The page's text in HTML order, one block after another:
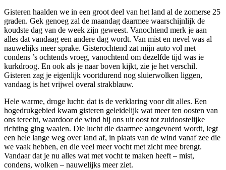
Gisteren haalden we in een groot deel van het land al de zomerse 25
graden. Gek genoeg zal de maandag daarmee waarschijnlijk de
koudste dag van de week zijn geweest. Vanochtend merk je aan
alles dat vandaag een andere dag wordt. Van mist en nevel was al
nauwelijks meer sprake. Gisterochtend zat mijn auto vol met
condens ’s ochtends vroeg, vanochtend om dezelfde tijd was ie
kurkdroog. En ook als je naar boven kijkt, zie je het verschil.
Gisteren zag je eigenlijk voortdurend nog sluierwolken liggen,
vandaag is het vrijwel overal strakblauw.
Hele warme, droge lucht: dat is de verklaring voor dit alles. Een
hogedrukgebied kwam gisteren geleidelijk wat meer ten oosten van
ons terecht, waardoor de wind bij ons uit oost tot zuidoostelijke
richting ging waaien. Die lucht die daarmee aangevoerd wordt, legt
een hele lange weg over land af, in plaats van de wind vanaf zee die
we vaak hebben, en die veel meer vocht met zicht mee brengt.
Vandaar dat je nu alles wat met vocht te maken heeft – mist,
condens, wolken – nauwelijks meer ziet.